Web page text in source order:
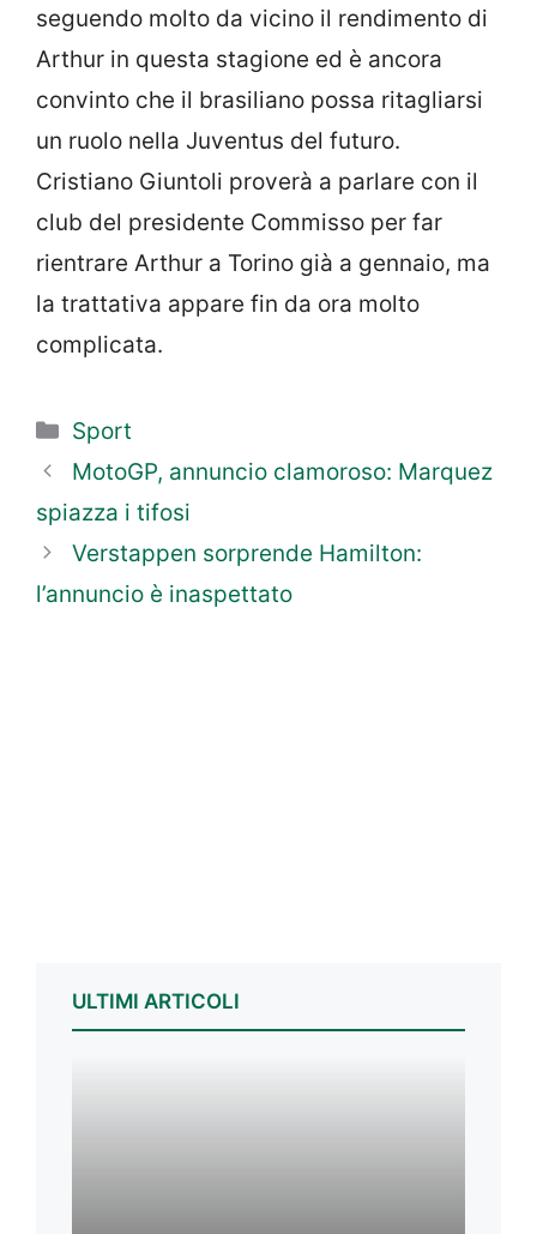
seguendo molto da vicino il rendimento di
Arthur in questa stagione ed è ancora
convinto che il brasiliano possa ritagliarsi
un ruolo nella Juventus del futuro.
Cristiano Giuntoli proverà a parlare con il
club del presidente Commisso per far
rientrare Arthur a Torino già a gennaio, ma
la trattativa appare fin da ora molto
complicata.
Categorie
Sport
MotoGP, annuncio clamoroso: Marquez
spiazza i tifosi
Verstappen sorprende Hamilton:
l’annuncio è inaspettato
ULTIMI ARTICOLI